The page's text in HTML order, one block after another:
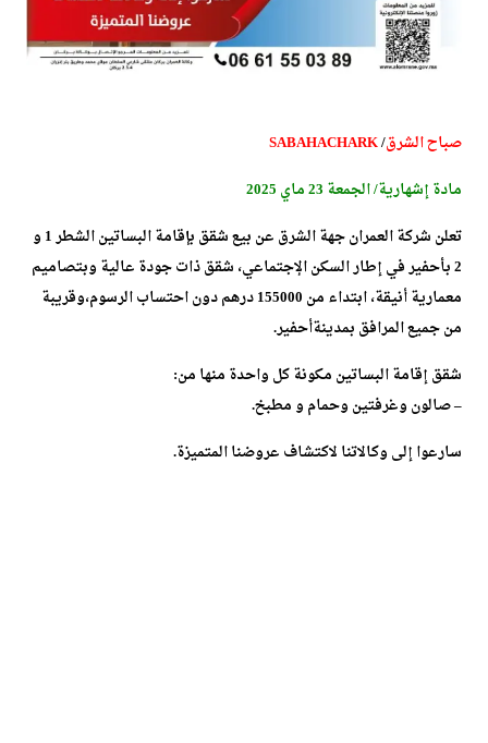
صباح الشرق/
SABAHACHARK
مادة إشهارية/ الجمعة 23 ماي 2025
تعلن شركة العمران جهة الشرق عن بيع شقق بإقامة البساتين الشطر 1 و
2 بأحفير في إطار السكن الإجتماعي، شقق ذات جودة عالية وبتصاميم
معمارية أنيقة، ابتداء من 155000 درهم دون احتساب الرسوم،وقريبة
من جميع المرافق بمدينةأحفير.
شقق إقامة البساتين مكونة كل واحدة منها من:
– صالون وغرفتين وحمام و مطبخ.
سارعوا إلى وكالاتنا لاكتشاف عروضنا المتميزة.